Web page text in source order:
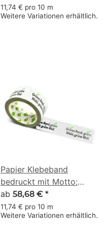
50 m weiss
11,74 € pro 10 m
Weitere Variationen erhältlich.
Papier Klebeband
bedruckt mit Motto:
Grünes Band, Grüne
Wahl, Grüne Welt - 50 m
weiss
ab 58,68 € *
11,74 € pro 10 m
Weitere Variationen erhältlich.